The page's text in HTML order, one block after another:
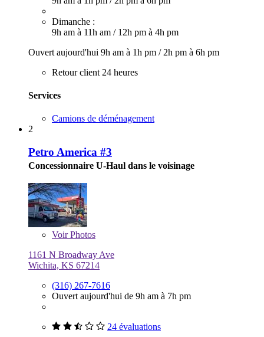
Dimanche :
9h am à 11h am / 12h pm à 4h pm
Ouvert aujourd'hui 9h am à 1h pm / 2h pm à 6h pm
Retour client 24 heures
Services
Camions de déménagement
2
Petro America #3
Concessionnaire U-Haul dans le voisinage
VoirPhotos
1161 N Broadway Ave
Wichita, KS 67214
(316) 267-7616
Ouvert aujourd'hui de 9h am à 7h pm
24 évaluations